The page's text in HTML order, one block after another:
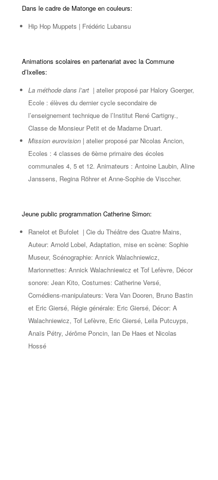
Dans le cadre de Matonge en couleurs:
Hip Hop Muppets | Frédéric Lubansu
Animations scolaires en partenariat avec la Commune
d’Ixelles:
La méthode dans l’art| atelier proposé par Halory Goerger,
Ecole : élèves du dernier cycle secondaire de
l’enseignement technique de l’Institut René Cartigny.,
Classe de Monsieur Petit et de Madame Druart.
Mission eurovision| atelier proposé par Nicolas Ancion,
Ecoles : 4 classes de 6ème primaire des écoles
communales 4, 5 et 12. Animateurs : Antoine Laubin, Aline
Janssens, Regina Röhrer et Anne-Sophie de Visccher.
Jeune public programmation Catherine Simon:
Ranelot et Bufolet | Cie du Théâtre des Quatre Mains,
Auteur: Arnold Lobel, Adaptation, mise en scène: Sophie
Museur, Scénographie: Annick Walachniewicz,
Marionnettes: Annick Walachniewicz et Tof Lefèvre, Décor
sonore: Jean Kito, Costumes: Catherine Versé,
Comédiens-manipulateurs: Vera Van Dooren, Bruno Bastin
et Eric Giersé, Régie générale: Eric Giersé, Décor: A
Walachniewicz, Tof Lefèvre, Eric Giersé, Leila Putcuyps,
Anaïs Pétry, Jérôme Poncin, Ian De Haes et Nicolas
Hossé